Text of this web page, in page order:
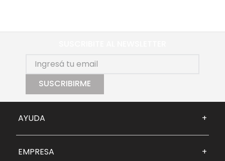
SUSCRIBIRME
AYUDA +
EMPRESA +